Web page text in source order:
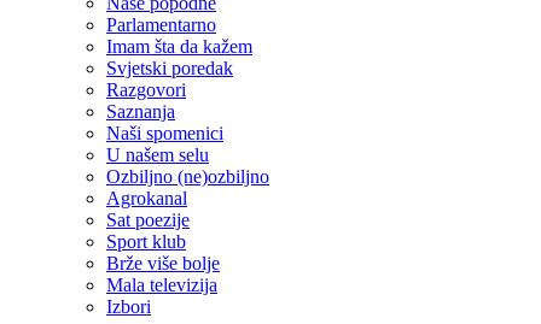
Parlamentarno
Imam šta da kažem
Svjetski poredak
Razgovori
Saznanja
Naši spomenici
U našem selu
Ozbiljno (ne)ozbiljno
Agrokanal
Sat poezije
Sport klub
Brže više bolje
Mala televizija
Izbori